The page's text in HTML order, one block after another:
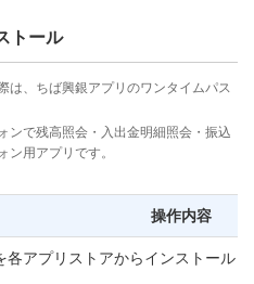
トール
は、ちば興銀アプリのワンタイムパス
ンで残高照会・入出金明細照会・振込
ン用アプリです。
操作内容
各アプリストアからインストール